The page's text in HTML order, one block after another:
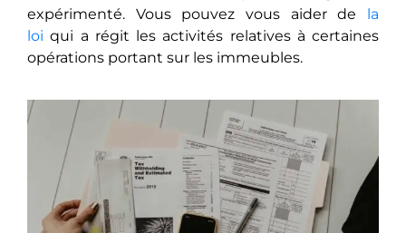
expérimenté. Vous pouvez vous aider de la
loi qui a régit les activités relatives à certaines
opérations portant sur les immeubles.